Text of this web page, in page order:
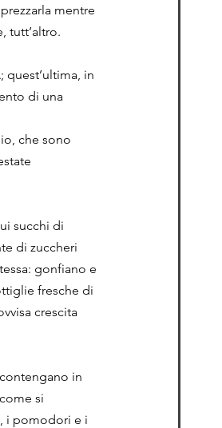
mentre
tutt’altro.
quest’ultima, in
di una
che sono
succhi di
di zuccheri
gonfiano e
fresche di
crescita
in
si
i pomodori e i